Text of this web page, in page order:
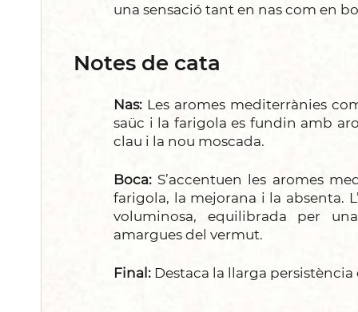
una sensació tant en nas com en
Notes de cata
Nas: Les aromes mediterrànies
saüc i la farigola es fundin amb
clau i la nou moscada.
Boca: S’accentuen les aromes
farigola, la mejorana i la absenta.
voluminosa, equilibrada per
amargues del vermut.
Final: Destaca la llarga